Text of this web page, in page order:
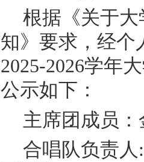
根据《关于
知》 要求 ，经
2025-2026学年
公示如下：
主席团成员：
合唱队负责人 :